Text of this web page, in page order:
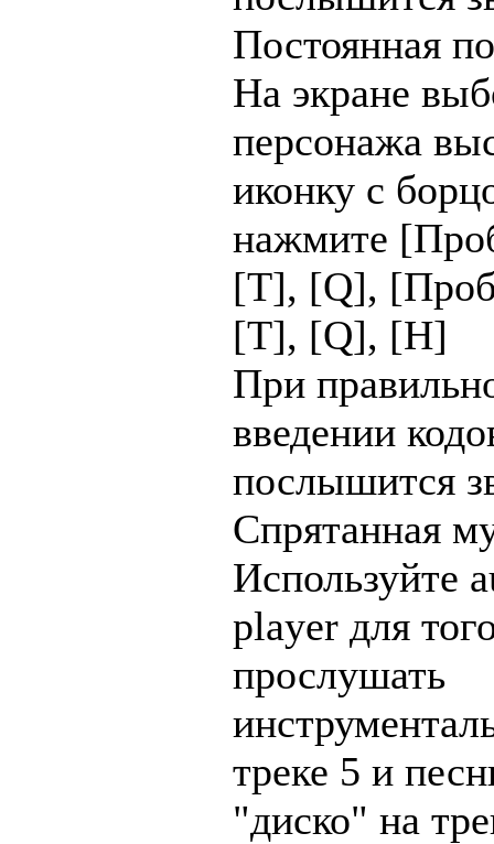
Постоянная
На экране
персонажа
иконку с
нажмите
[T], [Q],
[T], [Q], [H]
При
введении
послышится
Спрятанная
Используйте
player для
прослушать
треке 5 и
"диско" на